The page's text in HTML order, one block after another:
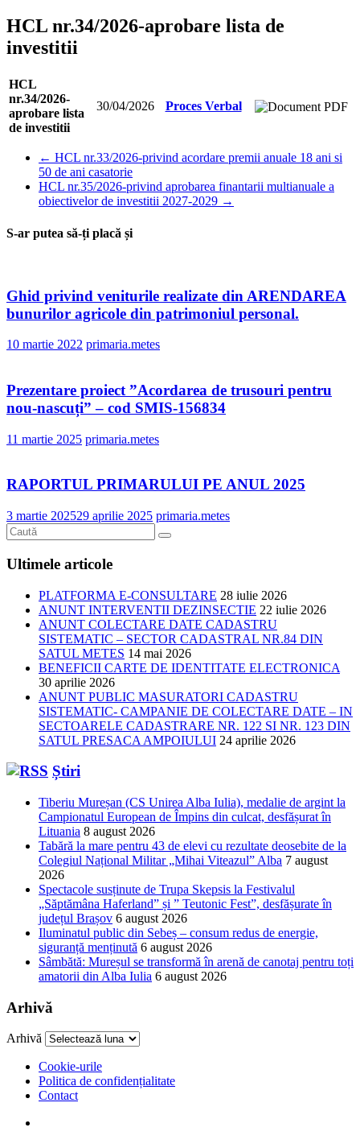
HCL nr.34/2026-aprobare lista de
investitii
HCL
nr.34/2026-
aprobare lista
de investitii
30/04/2026 Proces Verbal
← HCL nr.33/2026-privind acordare premii anuale 18 ani si
50 de ani casatorie
HCL nr.35/2026-privind aprobarea finantarii multianuale a
obiectivelor de investitii 2027-2029 →
S-ar putea să-ți placă și
Ghid privind veniturile realizate din ARENDAREA
bunurilor agricole din patrimoniul personal.
10 martie 2022 primaria.metes
Prezentare proiect ”Acordarea de trusouri pentru
nou-nascuți” – cod SMIS-156834
11 martie 2025 primaria.metes
RAPORTUL PRIMARULUI PE ANUL 2025
3 martie 202529 aprilie 2025 primaria.metes
Ultimele articole
PLATFORMA E-CONSULTARE 28 iulie 2026
ANUNT INTERVENTII DEZINSECTIE 22 iulie 2026
ANUNT COLECTARE DATE CADASTRU
SISTEMATIC – SECTOR CADASTRAL NR.84 DIN
SATUL METES 14 mai 2026
BENEFICII CARTE DE IDENTITATE ELECTRONICA
30 aprilie 2026
ANUNT PUBLIC MASURATORI CADASTRU
SISTEMATIC- CAMPANIE DE COLECTARE DATE – IN
SECTOARELE CADASTRARE NR. 122 SI NR. 123 DIN
SATUL PRESACA AMPOIULUI 24 aprilie 2026
Știri
Tiberiu Mureșan (CS Unirea Alba Iulia), medalie de argint la
Campionatul European de Împins din culcat, desfășurat în
Lituania 8 august 2026
Tabără la mare pentru 43 de elevi cu rezultate deosebite de la
Colegiul Național Militar „Mihai Viteazul” Alba 7 august
2026
Spectacole susținute de Trupa Skepsis la Festivalul
„Săptămâna Haferland” și ” Teutonic Fest”, desfășurate în
județul Brașov 6 august 2026
Iluminatul public din Sebeș – consum redus de energie,
siguranță menținută 6 august 2026
Sâmbătă: Mureșul se transformă în arenă de canotaj pentru toți
amatorii din Alba Iulia 6 august 2026
Arhivă
Arhivă
Cookie-urile
Politica de confidențialitate
Contact